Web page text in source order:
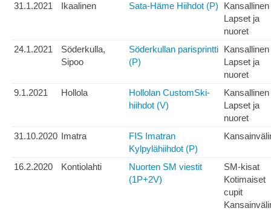
31.1.2021 Ikaalinen Sata-Häme Hiihdot (P)
Kansallinen
Lapset ja
nuoret
24.1.2021
Söderkulla,
Sipoo
Söderkullan parisprintti
(P)
Kansallinen
Lapset ja
nuoret
9.1.2021
Hollola
Hollolan CustomSki-
hiihdot (V)
Kansallinen
Lapset ja
nuoret
31.10.2020 Imatra
FIS Imatran
Kylpylähiihdot (P)
16.2.2020 Kontiolahti
Nuorten SM viestit
(1P+2V)
SM-kisat
Kotimaiset
cupit